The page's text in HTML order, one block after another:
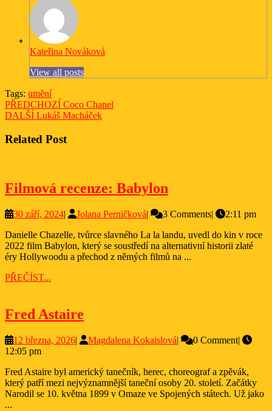
Kateřina Nováková
View all posts
Tags: umění
Navigace
pro
příspěvek
PŘEDCHOZÍ Previous
post:
Coco Chanel
DALŠÍ Next
Lukáš Macháček
Related Post
Filmová recenze: Babylon
Babylon
30 září, 202430
2024
| Jolana PerničkováJolana
| 3 Comments|
2:11 pm
Danielle Chazelle, tvůrce slavného La la landu, uvedl do kin v roce
2022 film Babylon, který se soustředí na alternativní historii zlaté
éry Hollywoodu a přechod z němých filmů na ...
PŘEČÍST...
Fred Astaire
12 března, 202612
| Magdalena KokaislováMagdalena
| 0 Comment|
12:05 pm
Fred Astaire byl americký tanečník, herec, choreograf a zpěvák,
který patří mezi nejvýznamnější taneční osoby 20. století. Začátky
Narodil se 10. května 1899 v Omaze ve Spojených státech. Už jako
...